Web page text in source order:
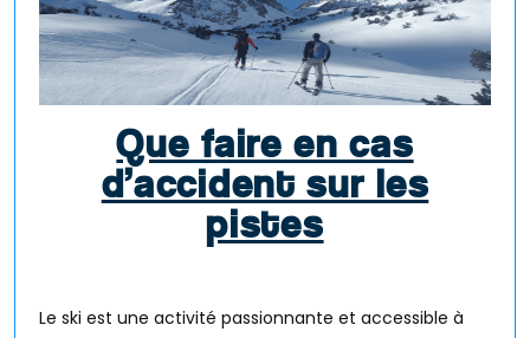
Que faire en cas
d’accident sur les
pistes
Le ski est une activité passionnante et accessible à